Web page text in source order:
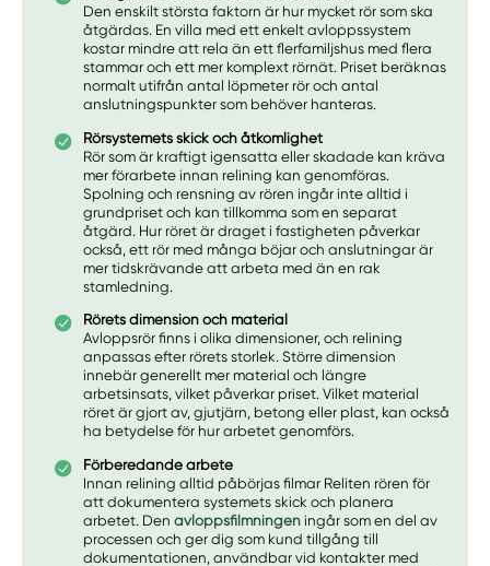
Den enskilt största faktorn är hur mycket rör som ska
åtgärdas. En villa med ett enkelt avloppssystem
kostar mindre att rela än ett flerfamiljshus med flera
stammar och ett mer komplext rörnät. Priset beräknas
normalt utifrån antal löpmeter rör och antal
anslutningspunkter som behöver hanteras.
Rörsystemets skick och åtkomlighet
Rör som är kraftigt igensatta eller skadade kan kräva
mer förarbete innan relining kan genomföras.
Spolning och rensning av rören ingår inte alltid i
grundpriset och kan tillkomma som en separat
åtgärd. Hur röret är draget i fastigheten påverkar
också, ett rör med många böjar och anslutningar är
mer tidskrävande att arbeta med än en rak
stamledning.
Rörets dimension och material
Avloppsrör finns i olika dimensioner, och relining
anpassas efter rörets storlek. Större dimension
innebär generellt mer material och längre
arbetsinsats, vilket påverkar priset. Vilket material
röret är gjort av, gjutjärn, betong eller plast, kan också
ha betydelse för hur arbetet genomförs.
Förberedande arbete
Innan relining alltid påbörjas filmar Reliten rören för
att dokumentera systemets skick och planera
arbetet. Denavloppsfilmningen ingår som en del av
processen och ger dig som kund tillgång till
dokumentationen, användbar vid kontakter med